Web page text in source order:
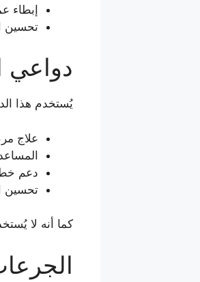
إبطاء
تحسين
دواعي
يُستخدم هذا
علاج
دعم
تحسين
كما أنه لا